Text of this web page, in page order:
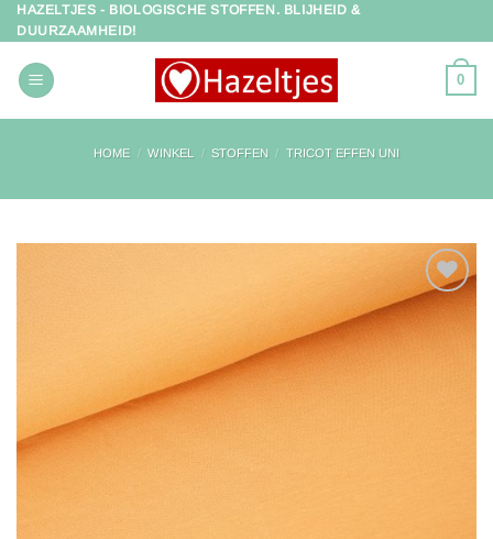
Ga
naar
inhoud
HAZELTJES - BIOLOGISCHE STOFFEN. BLIJHEID &
DUURZAAMHEID!
0
HOME / WINKEL / STOFFEN / TRICOT EFFEN UNI
Toevoegen